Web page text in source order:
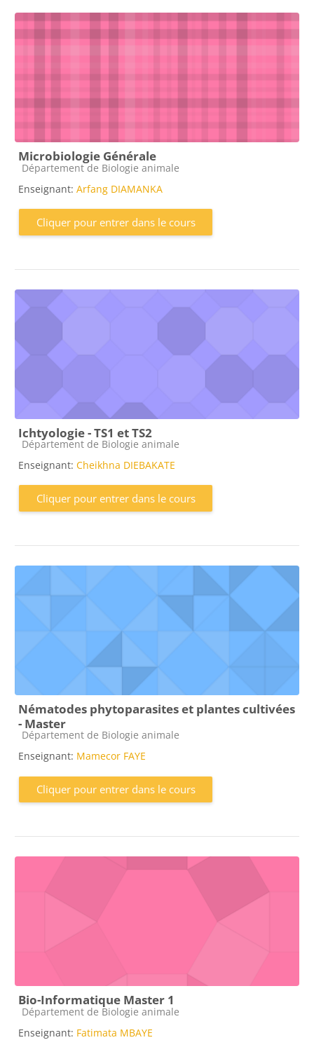
Microbiologie Générale
Catégorie de cours
Département de Biologie animale
Enseignant: Arfang DIAMANKA
Cliquer pour entrer dans le cours
Ichtyologie - TS1 et TS2
Catégorie de cours
Département de Biologie animale
Enseignant: Cheikhna DIEBAKATE
Cliquer pour entrer dans le cours
Nématodes phytoparasites et plantes cultivées
- Master
Catégorie de cours
Département de Biologie animale
Enseignant: Mamecor FAYE
Cliquer pour entrer dans le cours
Bio-Informatique Master 1
Catégorie de cours
Département de Biologie animale
Enseignant: Fatimata MBAYE